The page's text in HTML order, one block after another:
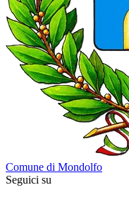
Comune di Mondolfo
Seguici su